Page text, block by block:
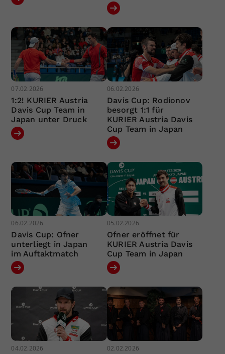
07.02.2026
1:2! KURIER Austria
Davis Cup Team in
Japan unter Druck
06.02.2026
Davis Cup: Rodionov
besorgt 1:1 für
KURIER Austria Davis
Cup Team in Japan
06.02.2026
Davis Cup: Ofner
unterliegt in Japan
im Auftaktmatch
05.02.2026
Ofner eröffnet für
KURIER Austria Davis
Cup Team in Japan
04.02.2026 02.02.2026